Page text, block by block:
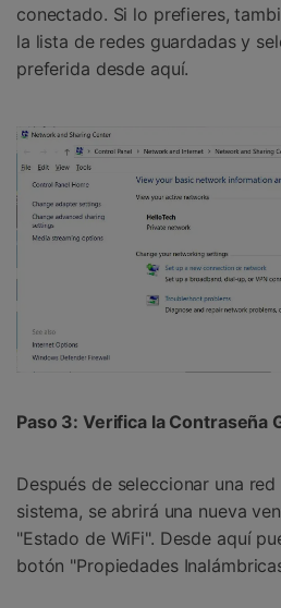
conectado.󠀲󠀩󠀥󠀦󠀨󠀣󠀦󠀨󠀳󠀰 Si lo prefieres,
la lista de redes guardadas y
preferida desde aquí.
Paso 3: Verifica la Contraseña
Después de seleccionar una
sistema, se abrirá una nueva
"Estado de WiFi". Desde aquí
botón "Propiedades